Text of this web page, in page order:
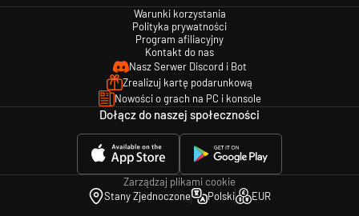
Warunki korzystania
Polityka prywatności
Program afiliacyjny
Kontakt do nas
Nasz Serwer Discord i Bot
Zrealizuj kartę podarunkową
Nowości o grach na PC i konsole
Dołącz do naszej społeczności
Zarządzaj plikami cookie
Stany Zjednoczone
Polski EUR